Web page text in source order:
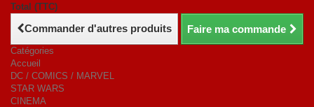
Total (TTC)
Commander d'autres produits Faire ma commande
Catégories
Accueil
DC / COMICS / MARVEL
STAR WARS
CINEMA